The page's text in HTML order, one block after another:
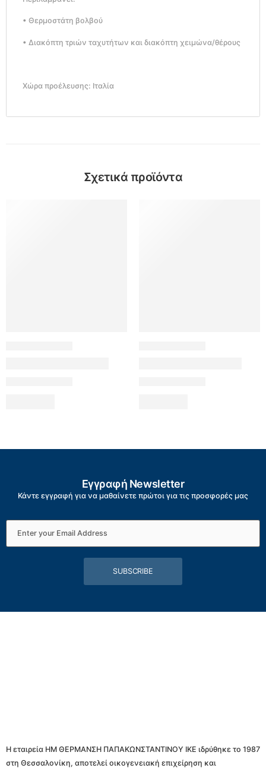
• Θερμοστάτη βολβού
• Διακόπτη τριών ταχυτήτων και διακόπτη χειμώνα/θέρους
Χώρα προέλευσης: Ιταλία
Σχετικά προϊόντα
Εγγραφή Newsletter
Κάντε εγγραφή για να μαθαίνετε πρώτοι για τις προσφορές μας
SUBSCRIBE
Η εταιρεία ΗΜ ΘΕΡΜΑΝΣΗ ΠΑΠΑΚΩΝΣΤΑΝΤΙΝΟΥ ΙΚΕ ιδρύθηκε το 1987
στη Θεσσαλονίκη, αποτελεί οικογενειακή επιχείρηση και